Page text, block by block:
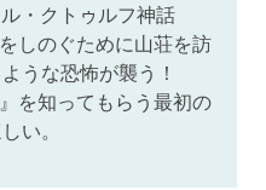
・クトゥルフ神話
しのぐために山荘を訪
ような恐怖が襲う！
を知ってもらう最初の
い。